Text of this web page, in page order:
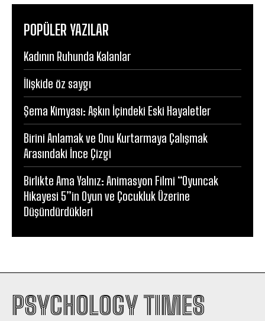
POPÜLER YAZILAR
Kadının Ruhunda Kalanlar
İlişkide öz saygı
Şema Kimyası: Aşkın İçindeki Eski Hayaletler
Birini Anlamak ve Onu Kurtarmaya Çalışmak
Arasındaki İnce Çizgi
Birlikte Ama Yalnız: Animasyon Filmi “Oyuncak
Hikayesi 5”in Oyun ve Çocukluk Üzerine
Düşündürdükleri
PSYCHOLOGY TIMES